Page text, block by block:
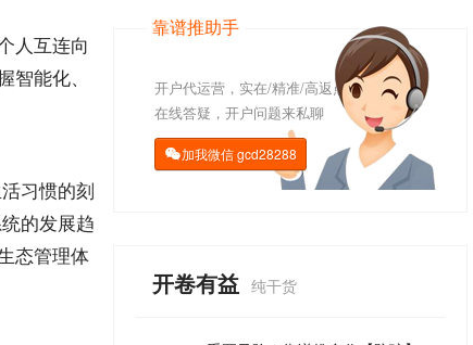
人互连向
能化、
习惯的刻
的发展趋
态管理体
靠谱推助手
开户代运营，实在/精准/高返点
在线答疑，开户问题来私聊
加我微信gcd28288
开卷有益 纯干货